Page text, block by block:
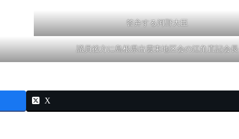
答弁する河野大臣
議員後方に島根県出雲東地区会の江角直記会長
X